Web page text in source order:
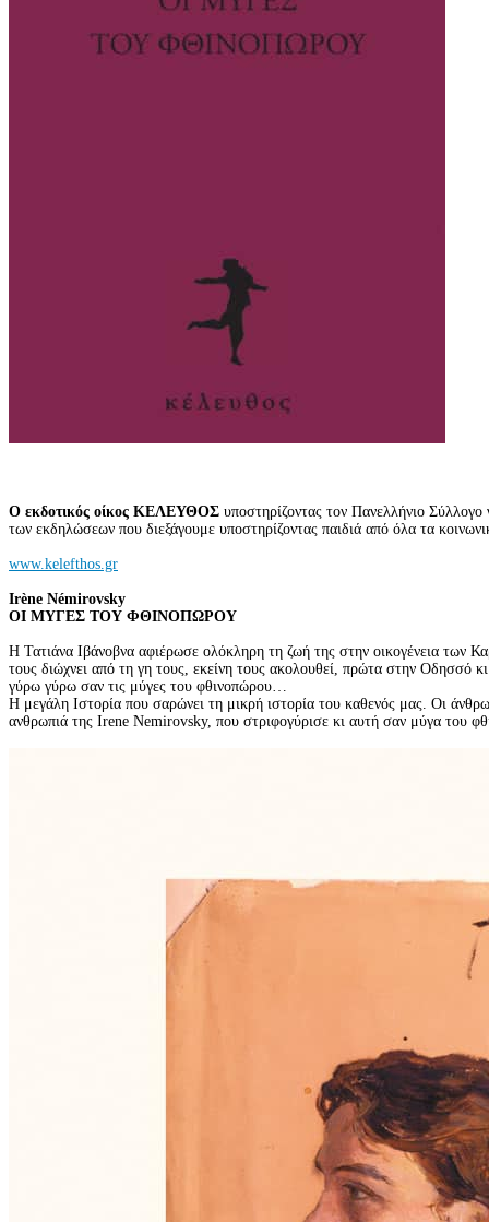
Ο εκδοτικός οίκος ΚΕΛΕΥΘΟΣ υποστηρίζοντας τον Πανελλήνιο
των εκδηλώσεων που διεξάγουμε υποστηρίζοντας παιδιά από όλα τα
www.kelefthos.gr
Irène Némirovsky
ΟΙ ΜΥΓΕΣ ΤΟΥ ΦΘΙΝΟΠΩΡΟΥ
Η Τατιάνα Ιβάνοβνα αφιέρωσε ολόκληρη τη ζωή της στην οικογένεια των
τους διώχνει από τη γη τους, εκείνη τους ακολουθεί, πρώτα στην Οδησσό
γύρω γύρω σαν τις μύγες του φθινοπώρου…
Η μεγάλη Ιστορία που σαρώνει τη μικρή ιστορία του καθενός μας. Οι
ανθρωπιά της Irene Nemirovsky, που στριφογύρισε κι αυτή σαν μύγα του